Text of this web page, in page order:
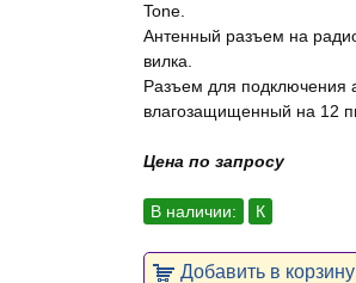
Tone.
Антенный разъем на
вилка.
Разъем для подключения
влагозащищенный на 12
Цена по запросу
В наличии: К
Добавить в корзину